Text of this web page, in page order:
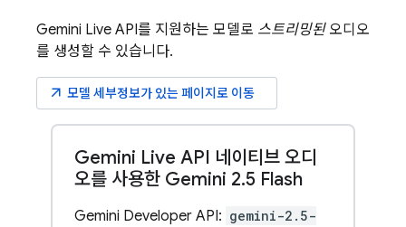
Gemini Live API를 지원하는 모델로 스트리밍된오디오
를 생성할 수 있습니다.
arrow_outward 모델 세부정보가 있는 페이지로 이동
Gemini Live API 네이티브 오디
오를 사용한 Gemini 2.5 Flash
Gemini Developer API: gemini-2.5-